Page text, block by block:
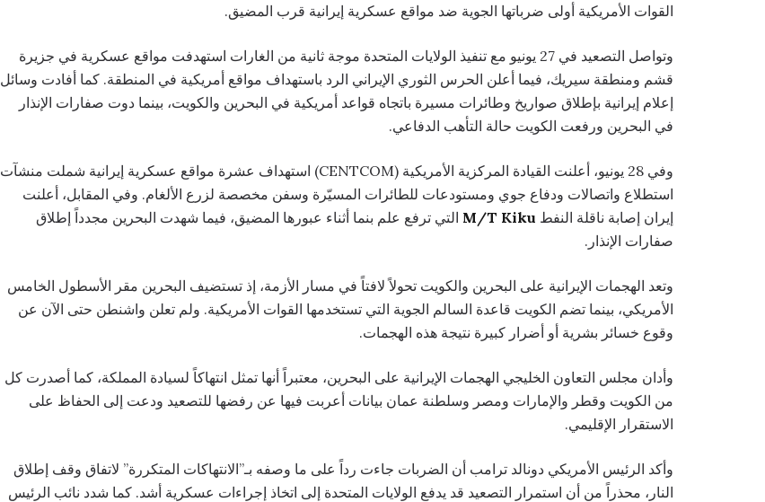
القوات الأمريكية أولى ضرباتها الجوية ضد مواقع عسكرية إيرانية قرب المضيق.
وتواصل التصعيد في 27 يونيو مع تنفيذ الولايات المتحدة موجة ثانية من الغارات استهدفت مواقع عسكرية في جزيرة
قشم ومنطقة سيريك، فيما أعلن الحرس الثوري الإيراني الرد باستهداف مواقع أمريكية في المنطقة. كما أفادت وسائل
إعلام إيرانية بإطلاق صواريخ وطائرات مسيرة باتجاه قواعد أمريكية في البحرين والكويت، بينما دوت صفارات الإنذار
في البحرين ورفعت الكويت حالة التأهب الدفاعي.
وفي 28 يونيو، أعلنت القيادة المركزية الأمريكية (CENTCOM) استهداف عشرة مواقع عسكرية إيرانية شملت منشآت
استطلاع واتصالات ودفاع جوي ومستودعات للطائرات المسيّرة وسفن مخصصة لزرع الألغام. وفي المقابل، أعلنت
إيران إصابة ناقلة النفط M/T Kiku التي ترفع علم بنما أثناء عبورها المضيق، فيما شهدت البحرين مجدداً إطلاق
صفارات الإنذار.
وتعد الهجمات الإيرانية على البحرين والكويت تحولاً لافتاً في مسار الأزمة، إذ تستضيف البحرين مقر الأسطول الخامس
الأمريكي، بينما تضم الكويت قاعدة السالم الجوية التي تستخدمها القوات الأمريكية. ولم تعلن واشنطن حتى الآن عن
وقوع خسائر بشرية أو أضرار كبيرة نتيجة هذه الهجمات.
وأدان مجلس التعاون الخليجي الهجمات الإيرانية على البحرين، معتبراً أنها تمثل انتهاكاً لسيادة المملكة، كما أصدرت كل
من الكويت وقطر والإمارات ومصر وسلطنة عمان بيانات أعربت فيها عن رفضها للتصعيد ودعت إلى الحفاظ على
الاستقرار الإقليمي.
وأكد الرئيس الأمريكي دونالد ترامب أن الضربات جاءت رداً على ما وصفه بـ”الانتهاكات المتكررة” لاتفاق وقف إطلاق
النار، محذراً من أن استمرار التصعيد قد يدفع الولايات المتحدة إلى اتخاذ إجراءات عسكرية أشد. كما شدد نائب الرئيس